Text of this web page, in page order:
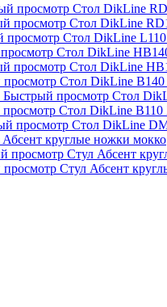
просмотр Стол DikLine
просмотр Стол DikLine
просмотр Стол DikLine
Стол DikLine
просмотр Стол DikLine
Стол DikLine В140
Быстрый просмотр Стол
Стол DikLine В110
просмотр Стол DikLine
круглые ножки мокко
просмотр Стул Абсент
Стул Абсент